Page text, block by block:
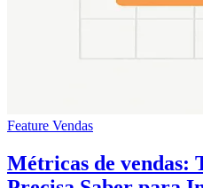
Feature Vendas
Métricas de vendas: